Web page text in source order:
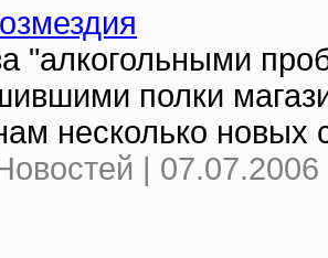
"алкогольными
полки
несколько новых
| 07.07.2006